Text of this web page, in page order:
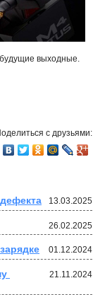
выходные.
с друзьями:
13.03.2025
26.02.2025
01.12.2024
21.11.2024